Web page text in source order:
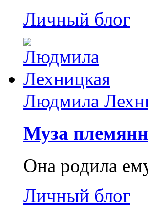
Личный блог
Людмила
Муза
Она родила
Личный блог